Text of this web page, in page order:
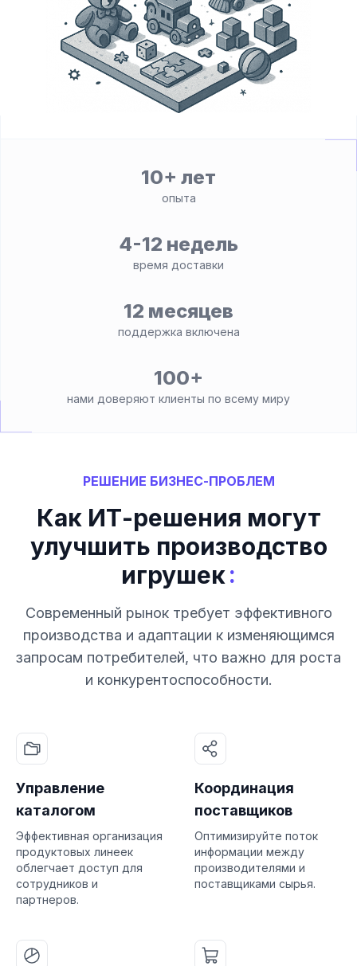
10+ лет
опыта
4-12 недель
время доставки
12 месяцев
поддержка включена
100+
нами доверяют клиенты по всему миру
РЕШЕНИЕ БИЗНЕС-ПРОБЛЕМ
Как ИТ-решения могут
улучшить производство
игрушек:
Современный рынок требует эффективного
производства и адаптации к изменяющимся
запросам потребителей, что важно для роста
и конкурентоспособности.
Управление
каталогом
Эффективная организация
продуктовых линеек
облегчает доступ для
сотрудников и
партнеров.
Координация
поставщиков
Оптимизируйте поток
информации между
производителями и
поставщиками сырья.